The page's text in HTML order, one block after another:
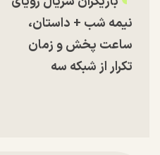
نیمه شب + داستان،
ساعت پخش و زمان
تکرار از شبکه سه